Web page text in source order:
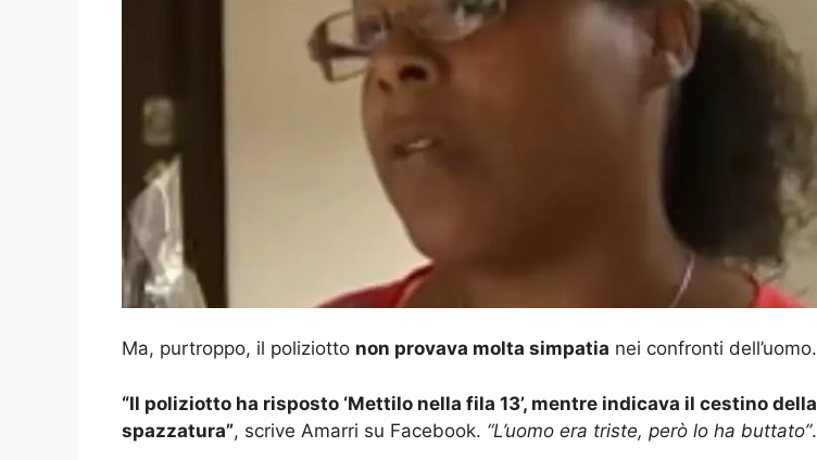
Ma, purtroppo, il poliziotto non provava molta simpatia nei confronti dell’uomo.
“Il poliziotto ha risposto ‘Mettilo nella fila 13’, mentre indicava il cestino della
spazzatura”, scrive Amarri su Facebook. “L’uomo era triste, però lo ha buttato”.